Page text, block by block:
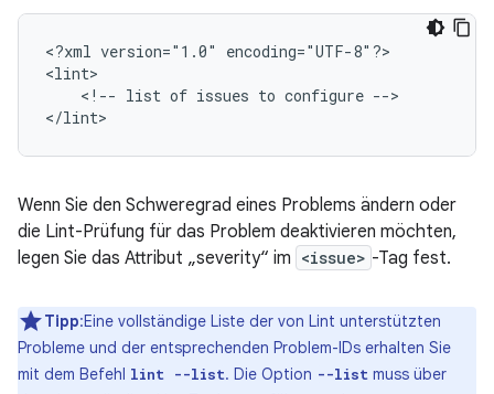
<?xml version="1.0"
encoding="UTF-8"?>
<!-- list of issues to configure -->
</lint>
Wenn Sie den Schweregrad eines Problems ändern oder
die Lint-Prüfung für das Problem deaktivieren möchten,
legen Sie das Attribut „severity“ im <issue> -Tag fest.
Tipp:Eine vollständige Liste der von Lint unterstützten
Probleme und der entsprechenden Problem-IDs erhalten Sie
mit dem Befehl lint --list. Die Option --list muss über